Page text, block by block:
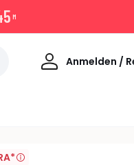
4 M
Anmelden /
Willkommen